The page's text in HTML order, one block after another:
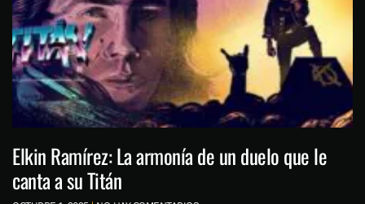
Elkin Ramírez: La armonía de un duelo que le
canta a su Titán